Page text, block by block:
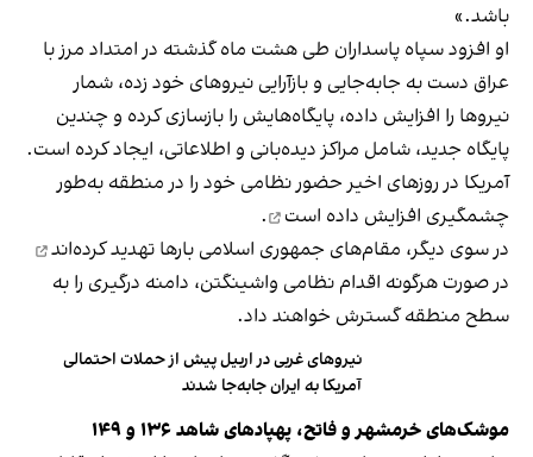
باشد.»
او افزود سپاه پاسداران طی هشت ماه گذشته در امتداد مرز با
عراق دست به جابه‌جایی و بازآرایی نیروهای خود زده، شمار
نیروها را افزایش داده، پایگاه‌هایش را بازسازی کرده و چندین
پایگاه جدید، شامل مراکز دیده‌بانی و اطلاعاتی، ایجاد کرده است.
‏آمریکا در روزهای اخیر حضور نظامی خود را در منطقه به‌طور
چشمگیری افزایش داده است
.
در سوی دیگر، مقام‌های جمهوری اسلامی بارها تهدید کرده‌اند
در صورت هرگونه اقدام نظامی واشینگتن، دامنه درگیری را به
سطح منطقه گسترش خواهند داد.
نیروهای غربی در اربیل پیش از حملات احتمالی
آمریکا به ایران جابه‌جا شدند
موشک‌های خرمشهر و فاتح، پهپادهای شاهد ۱۳۶ و ۱۴۹